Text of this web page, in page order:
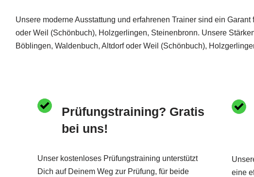
Unsere moderne Ausstattung und erfahrenen Trainer sind ein
oder Weil (Schönbuch), Holzgerlingen, Steinenbronn. Unsere
Böblingen, Waldenbuch, Altdorf oder Weil (Schönbuch),
Prüfungstraining? Gratis
bei uns!
Unser kostenloses Prüfungstraining unterstützt
Dich auf Deinem Weg zur Prüfung, für beide
eine